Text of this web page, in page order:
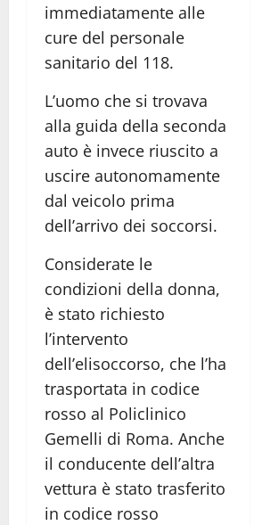
immediatamente alle
cure del personale
sanitario del 118.
L’uomo che si trovava
alla guida della seconda
auto è invece riuscito a
uscire autonomamente
dal veicolo prima
dell’arrivo dei soccorsi.
Considerate le
condizioni della donna,
è stato richiesto
l’intervento
dell’elisoccorso, che l’ha
trasportata in codice
rosso al Policlinico
Gemelli di Roma. Anche
il conducente dell’altra
vettura è stato trasferito
in codice rosso